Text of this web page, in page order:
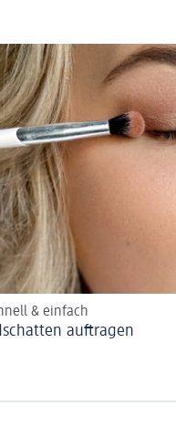
& einfach
auftragen